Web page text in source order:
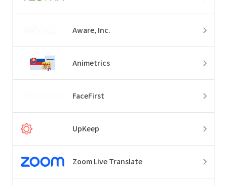
Aware, Inc.
Animetrics
FaceFirst
UpKeep
Zoom Live Translate